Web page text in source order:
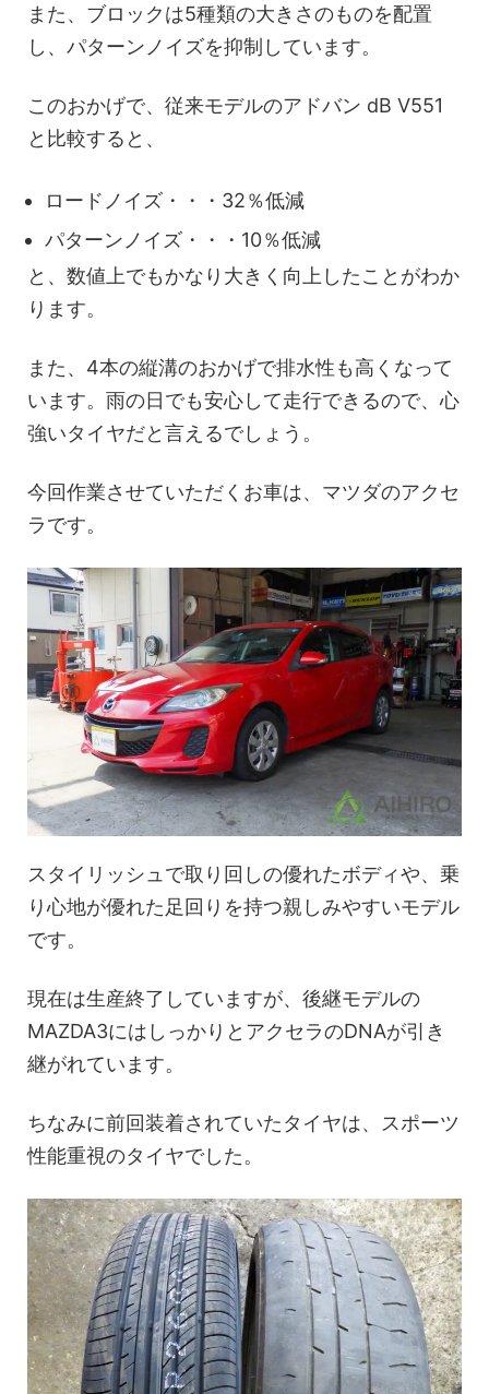
また、ブロックは5種類の大きさのものを配置
し、パターンノイズを抑制しています。
このおかげで、従来モデルのアドバン dB V551
と比較すると、
ロードノイズ・・・32％低減
パターンノイズ・・・10％低減
と、数値上でもかなり大きく向上したことがわか
ります。
また、4本の縦溝のおかげで排水性も高くなって
います。雨の日でも安心して走行できるので、心
強いタイヤだと言えるでしょう。
今回作業させていただくお車は、マツダのアクセ
ラです。
スタイリッシュで取り回しの優れたボディや、乗
り心地が優れた足回りを持つ親しみやすいモデル
です。
現在は生産終了していますが、後継モデルの
MAZDA3にはしっかりとアクセラのDNAが引き
継がれています。
ちなみに前回装着されていたタイヤは、スポーツ
性能重視のタイヤでした。